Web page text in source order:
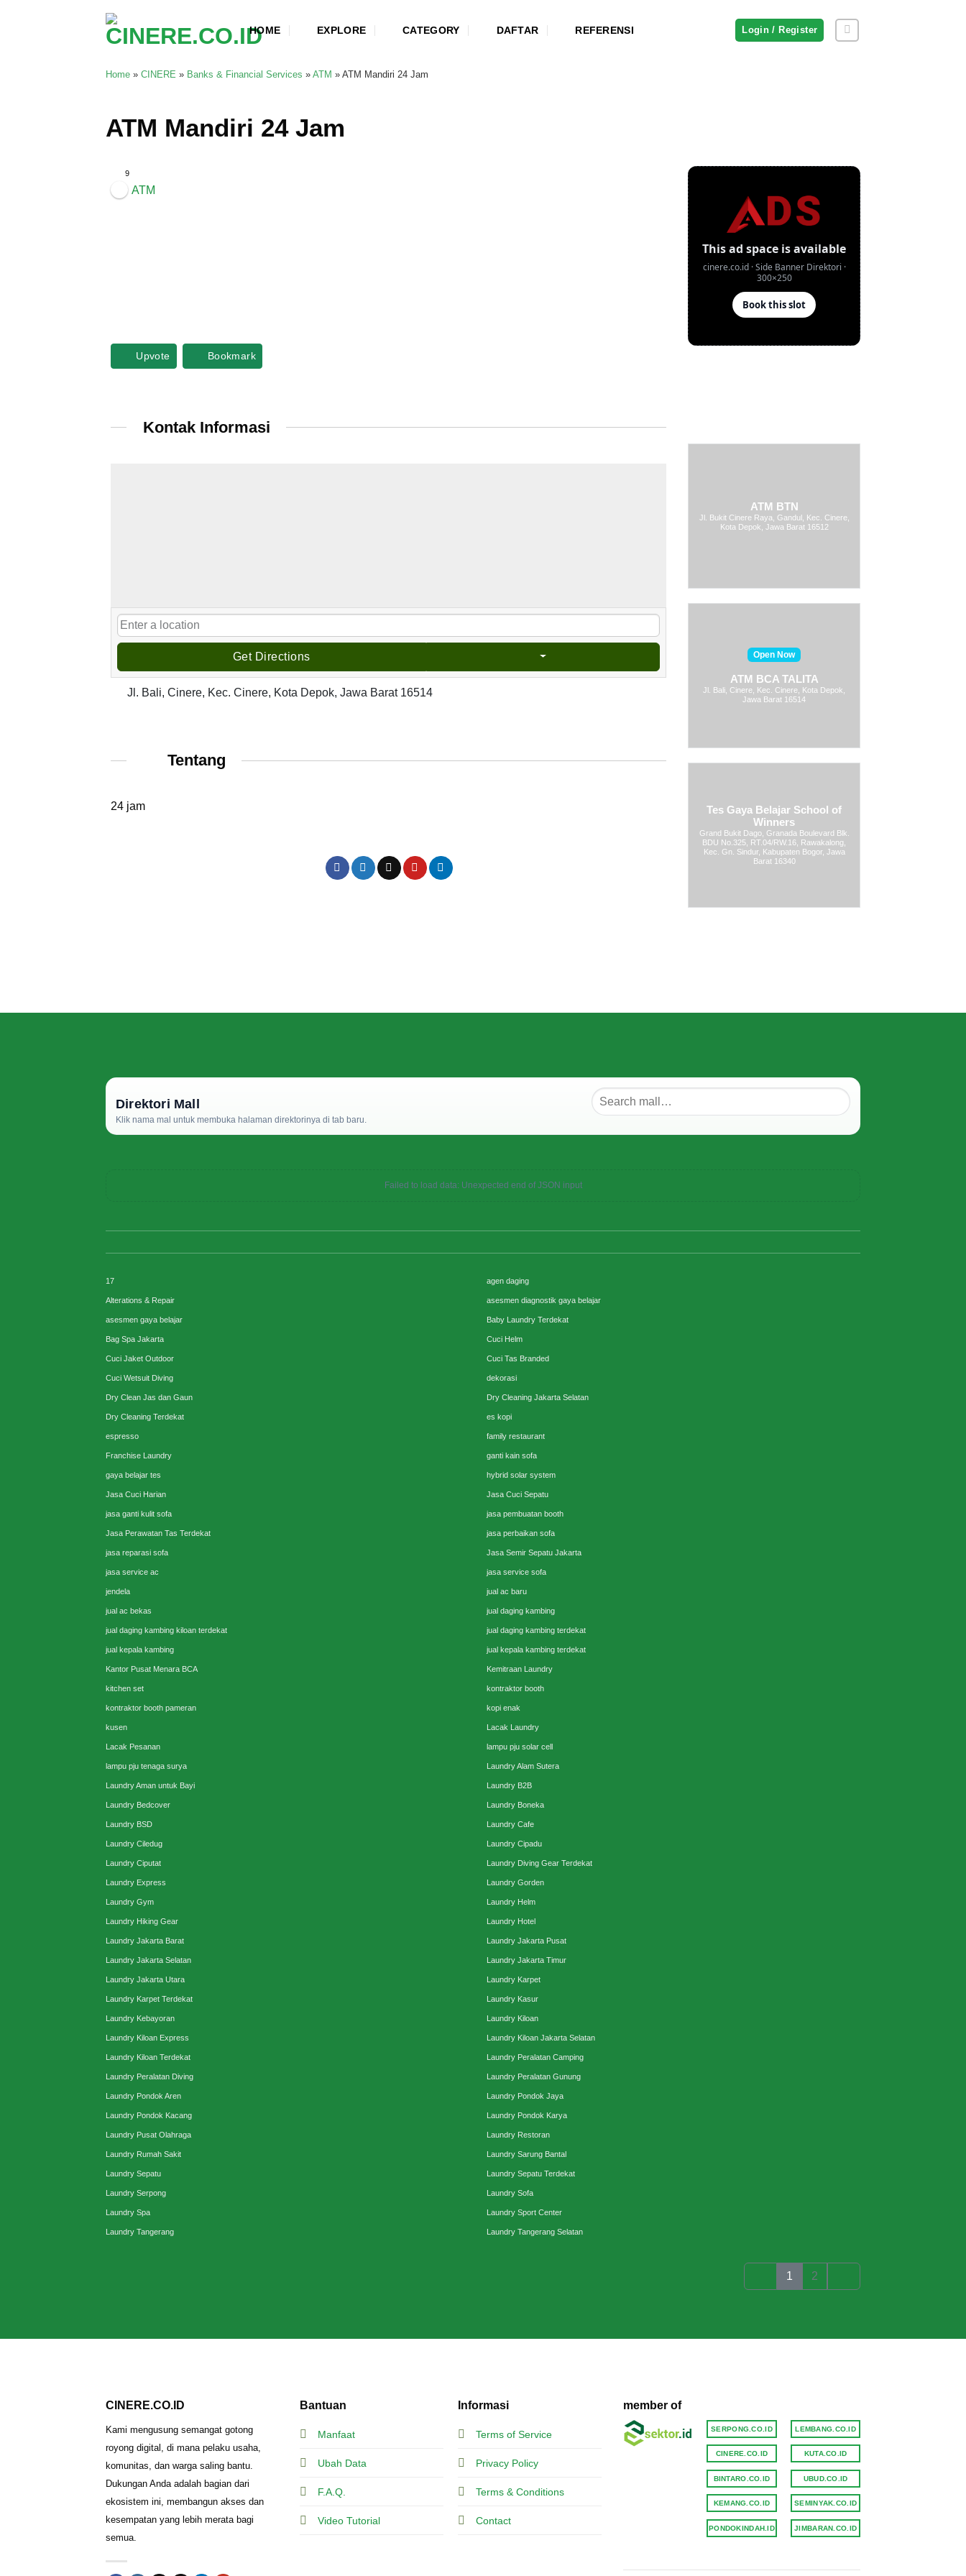
HOME EXPLORE CATEGORY DAFTAR REFERENSI Login / Register
Home » CINERE » Banks & Financial Services » ATM » ATM Mandiri 24 Jam
ATM Mandiri 24 Jam
9
ATM
Upvote Bookmark
Kontak Informasi
Get Directions
Jl. Bali, Cinere, Kec. Cinere, Kota Depok, Jawa Barat 16514
Tentang
24 jam
ATM BTN
Jl. Bukit Cinere Raya, Gandul, Kec. Cinere,
Kota Depok, Jawa Barat 16512
Open Now
ATM BCA TALITA
Jl. Bali, Cinere, Kec. Cinere, Kota Depok,
Jawa Barat 16514
Tes Gaya Belajar School of
Winners
Grand Bukit Dago, Granada Boulevard Blk.
BDU No.325, RT.04/RW.16, Rawakalong,
Kec. Gn. Sindur, Kabupaten Bogor, Jawa
Barat 16340
Direktori Mall
Klik nama mal untuk membuka halaman direktorinya di tab baru.
Failed to load data: Unexpected end of JSON input
17 agen daging
Alterations & Repair asesmen diagnostik gaya belajar
asesmen gaya belajar Baby Laundry Terdekat
Bag Spa Jakarta Cuci Helm
Cuci Jaket Outdoor Cuci Tas Branded
Cuci Wetsuit Diving dekorasi
Dry Clean Jas dan Gaun Dry Cleaning Jakarta Selatan
Dry Cleaning Terdekat es kopi
espresso family restaurant
Franchise Laundry ganti kain sofa
gaya belajar tes hybrid solar system
Jasa Cuci Harian Jasa Cuci Sepatu
jasa ganti kulit sofa jasa pembuatan booth
Jasa Perawatan Tas Terdekat jasa perbaikan sofa
jasa reparasi sofa Jasa Semir Sepatu Jakarta
jasa service ac jasa service sofa
jendela jual ac baru
jual ac bekas jual daging kambing
jual daging kambing kiloan terdekat jual daging kambing terdekat
jual kepala kambing jual kepala kambing terdekat
Kantor Pusat Menara BCA Kemitraan Laundry
kitchen set kontraktor booth
kontraktor booth pameran kopi enak
kusen Lacak Laundry
Lacak Pesanan lampu pju solar cell
lampu pju tenaga surya Laundry Alam Sutera
Laundry Aman untuk Bayi Laundry B2B
Laundry Bedcover Laundry Boneka
Laundry BSD Laundry Cafe
Laundry Ciledug Laundry Cipadu
Laundry Ciputat Laundry Diving Gear Terdekat
Laundry Express Laundry Gorden
Laundry Gym Laundry Helm
Laundry Hiking Gear Laundry Hotel
Laundry Jakarta Barat Laundry Jakarta Pusat
Laundry Jakarta Selatan Laundry Jakarta Timur
Laundry Jakarta Utara Laundry Karpet
Laundry Karpet Terdekat Laundry Kasur
Laundry Kebayoran Laundry Kiloan
Laundry Kiloan Express Laundry Kiloan Jakarta Selatan
Laundry Kiloan Terdekat Laundry Peralatan Camping
Laundry Peralatan Diving Laundry Peralatan Gunung
Laundry Pondok Aren Laundry Pondok Jaya
Laundry Pondok Kacang Laundry Pondok Karya
Laundry Pusat Olahraga Laundry Restoran
Laundry Rumah Sakit Laundry Sarung Bantal
Laundry Sepatu Laundry Sepatu Terdekat
Laundry Serpong Laundry Sofa
Laundry Spa Laundry Sport Center
Laundry Tangerang Laundry Tangerang Selatan
1 2
CINERE.CO.ID
Kami mengusung semangat gotong
royong digital, di mana pelaku usaha,
komunitas, dan warga saling bantu.
Dukungan Anda adalah bagian dari
ekosistem ini, membangun akses dan
kesempatan yang lebih merata bagi
semua.
Bantuan
Manfaat
Ubah Data
F.A.Q.
Video Tutorial
Informasi
Terms of Service
Privacy Policy
Terms & Conditions
Contact
member of
SERPONG.CO.ID
CINERE.CO.ID
BINTARO.CO.ID
KEMANG.CO.ID
PONDOKINDAH.ID
LEMBANG.CO.ID
KUTA.CO.ID
UBUD.CO.ID
SEMINYAK.CO.ID
JIMBARAN.CO.ID